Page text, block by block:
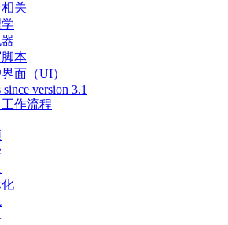
关
本
面（UI）
version 3.1
作流程